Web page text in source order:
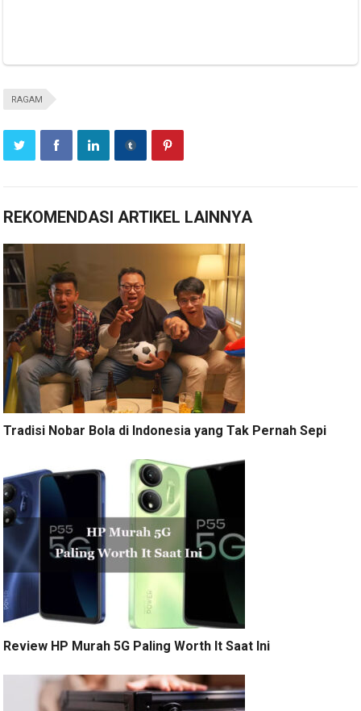
RAGAM
REKOMENDASI ARTIKEL LAINNYA
Tradisi Nobar Bola di Indonesia yang Tak Pernah Sepi
Review HP Murah 5G Paling Worth It Saat Ini